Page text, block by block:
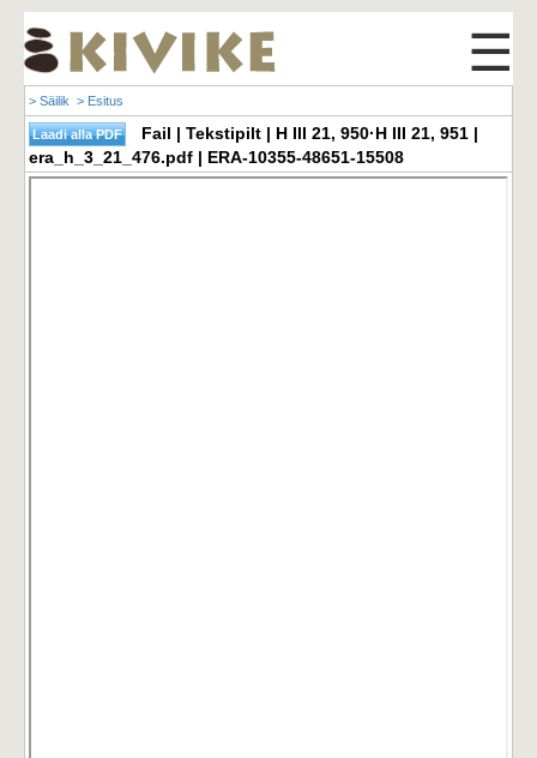
☰
> Säilik > Esitus
Fail | Tekstipilt | H III 21, 950·H III 21, 951 |
era_h_3_21_476.pdf | ERA-10355-48651-15508